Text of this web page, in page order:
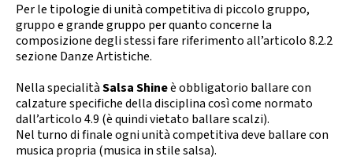
Per le tipologie di unità competitiva di piccolo gruppo,
gruppo e grande gruppo per quanto concerne la
composizione degli stessi fare riferimento all’articolo 8.2.2
sezione Danze Artistiche.
Nella specialitàSalsa Shineè obbligatorio ballare con
calzature specifiche della disciplina così come normato
dall’articolo 4.9 (è quindi vietato ballare scalzi).
Nel turno di finale ogni unità competitiva deve ballare con
musica propria (musica in stile salsa).